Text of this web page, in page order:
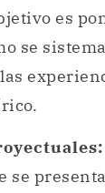
es
se
se